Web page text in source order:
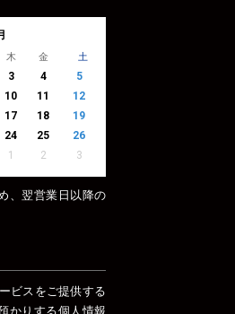
木 金 土
3 4
5
10 11
12
17 18
19
24 25
26
1 2 3
、翌営業日以降の
ビスをご提供する
かりする個人情報